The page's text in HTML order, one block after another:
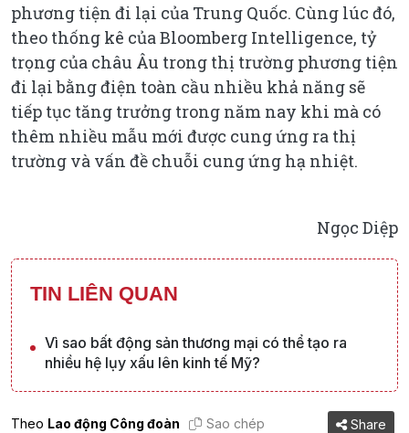
phương tiện đi lại của Trung Quốc. Cùng lúc đó,
theo thống kê của Bloomberg Intelligence, tỷ
trọng của châu Âu trong thị trường phương tiện
đi lại bằng điện toàn cầu nhiều khả năng sẽ
tiếp tục tăng trưởng trong năm nay khi mà có
thêm nhiều mẫu mới được cung ứng ra thị
trường và vấn đề chuỗi cung ứng hạ nhiệt.
Ngọc Diệp
TIN LIÊN QUAN
Vì sao bất động sản thương mại có thể tạo ra
nhiều hệ lụy xấu lên kinh tế Mỹ?
Theo Lao động Công đoàn Sao chép Share